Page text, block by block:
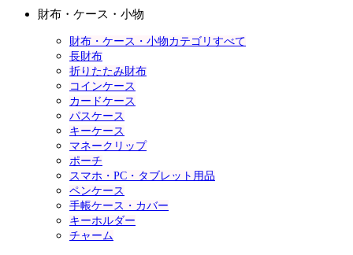
財布・ケース・小物
財布・ケース・小物カテゴリすべて
長財布
折りたたみ財布
コインケース
カードケース
パスケース
キーケース
マネークリップ
ポーチ
スマホ・PC・タブレット用品
ペンケース
手帳ケース・カバー
キーホルダー
チャーム